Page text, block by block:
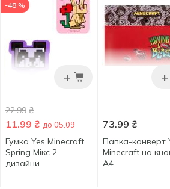
+
-48 %
22.99 ₴
11.99 ₴ до 05.09
Гумка Yes Minecraft
Spring Мікс 2
дизайни
+
73.99 ₴
Папка-конверт
Minecraft на
А4